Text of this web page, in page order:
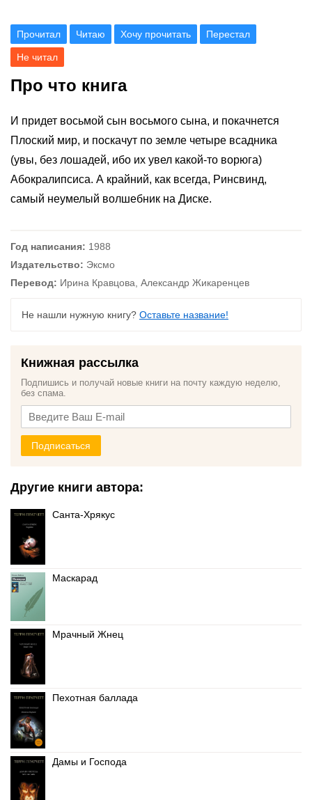
Прочитал Читаю Хочу прочитать Перестал
Не читал
Про что книга
И придет восьмой сын восьмого сына, и покачнется
Плоский мир, и поскачут по земле четыре всадника
(увы, без лошадей, ибо их увел какой-то ворюга)
Абокралипсиса. А крайний, как всегда, Ринсвинд,
самый неумелый волшебник на Диске.
Год написания: 1988
Издательство: Эксмо
Перевод: Ирина Кравцова, Александр Жикаренцев
Не нашли нужную книгу? Оставьте название!
Книжная рассылка
Подпишись и получай новые книги на почту каждую неделю,
без спама.
Подписаться
Другие книги автора:
Санта-Хрякус
Маскарад
Мрачный Жнец
Пехотная баллада
Дамы и Господа